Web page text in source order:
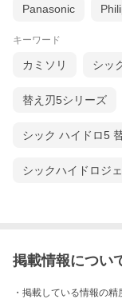
Panasonic
キーワード
カミソリ シッ
替え刃5シリーズ
シック ハイドロ5
シックハイドロジ
掲載情報につい
・掲載している情報の